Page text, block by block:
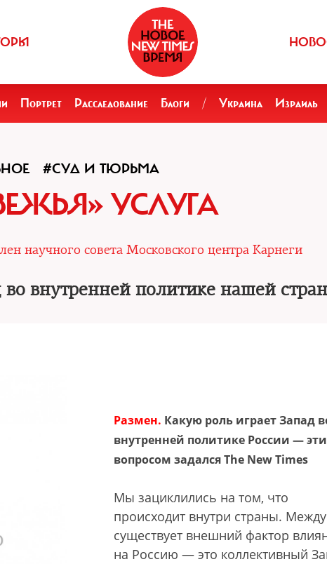
Портрет Расследование Блоги / Украина Израиль
#СУД И ТЮРЬМА
УСЛУГА
научного совета Московского центра Карнеги
во внутренней политике нашей
Размен. Какую роль играет Запад
внутренней политике России —
вопросом задался The New Times
Мы зациклились на том, что
происходит внутри страны.
существует внешний фактор
на Россию — это коллективный